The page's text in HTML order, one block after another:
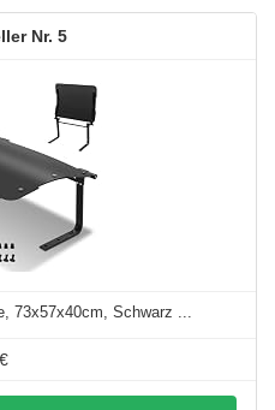
5
73x57x40cm, Schwarz ...